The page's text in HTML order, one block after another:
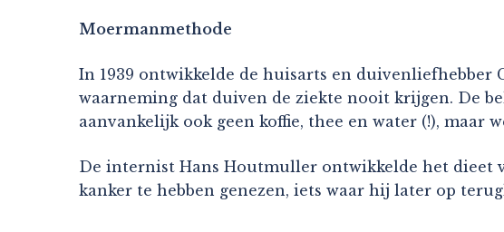
Moermanmethode
In 1939 ontwikkelde de huisarts en duivenliefhebber
waarneming dat duiven de ziekte nooit krijgen. De
aanvankelijk ook geen koffie, thee en water (!),
De internist Hans Houtmuller ontwikkelde het dieet
kanker te hebben genezen, iets waar hij later op